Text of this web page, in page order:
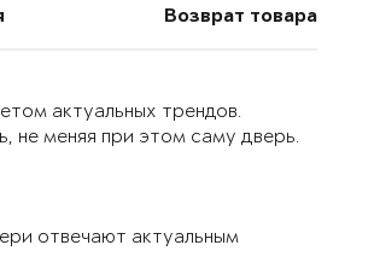
Возврат товара
актуальных трендов.
не меняя при этом саму дверь.
отвечают актуальным